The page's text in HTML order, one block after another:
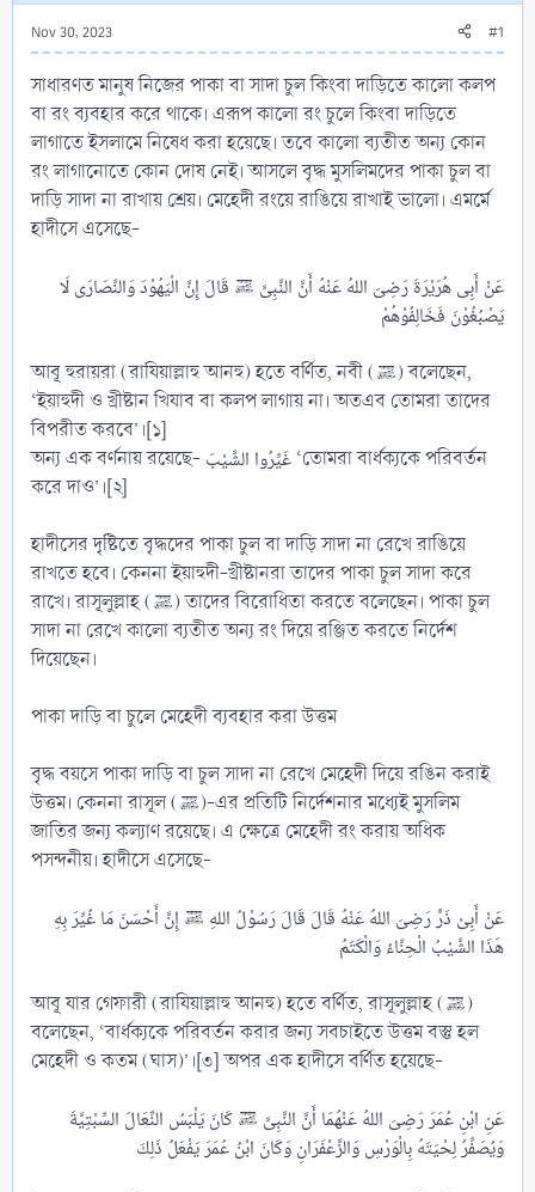
Nov 30, 2023 #1
সাধারণত মানুষ নিজের পাকা বা সাদা চুল কিংবা দাড়িতে কালো কলপ
বা রং ব্যবহার করে থাকে। এরূপ কালো রং চুলে কিংবা দাড়িতে
লাগাতে ইসলামে নিষেধ করা হয়েছে। তবে কালো ব্যতীত অন্য কোন
রং লাগানোতে কোন দোষ নেই। আসলে বৃদ্ধ মুসলিমদের পাকা চুল বা
দাড়ি সাদা না রাখায় শ্রেয়। মেহেদী রংয়ে রাঙিয়ে রাখাই ভালো। এমর্মে
হাদীসে এসেছে-
عَنْ أَبِى هُرَيْرَةَ رَضِىَ اللهُ عَنْهُ أَنَّ النَّبِىَّ ﷺ قَالَ إِنَّ الْيَهُوْدَ وَالنَّصَارَى لَا
আবূ হুরায়রা (রাযিয়াল্লাহু আনহু) হতে বর্ণিত, নবী (ﷺ) বলেছেন,
‘ইয়াহুদী ও খ্রীষ্টান খিযাব বা কলপ লাগায় না। অতএব তোমরা তাদের
বিপরীত করবে’।[১]
অন্য এক বর্ণনায় রয়েছে- غَيِّرُوا الشَّيْبَ ‘তোমরা বার্ধক্যকে পরিবর্তন
করে দাও’।[২]
হাদীসের দৃষ্টিতে বৃদ্ধদের পাকা চুল বা দাড়ি সাদা না রেখে রাঙিয়ে
রাখতে হবে। কেননা ইয়াহুদী-খ্রীষ্টানরা তাদের পাকা চুল সাদা করে
রাখে। রাসূলুল্লাহ (ﷺ) তাদের বিরোধিতা করতে বলেছেন। পাকা চুল
সাদা না রেখে কালো ব্যতীত অন্য রং দিয়ে রঞ্জিত করতে নির্দেশ
দিয়েছেন।
পাকা দাড়ি বা চুলে মেহেদী ব্যবহার করা উত্তম
বৃদ্ধ বয়সে পাকা দাড়ি বা চুল সাদা না রেখে মেহেদী দিয়ে রঙিন করাই
উত্তম। কেননা রাসূল (ﷺ)-এর প্রতিটি নির্দেশনার মধ্যেই মুসলিম
জাতির জন্য কল্যাণ রয়েছে। এ ক্ষেত্রে মেহেদী রং করায় অধিক
পসন্দনীয়। হাদীসে এসেছে-
عَنْ أَبِىْ ذَرٍّ رَضِىَ اللهُ عَنْهُ قَالَ قَالَ رَسُوْلُ اللهِ ﷺ إِنَّ أَحْسَنَ مَا غُيِّرَ بِهِ
আবূ যার গেফারী (রাযিয়াল্লাহু আনহু) হতে বর্ণিত, রাসূলুল্লাহ (ﷺ)
বলেছেন, ‘বার্ধক্যকে পরিবর্তন করার জন্য সবচাইতে উত্তম বস্তু হল
মেহেদী ও কতম (ঘাস)’।[৩] অপর এক হাদীসে বর্ণিত হয়েছে-
عَنِ ابْنِ عُمَرَ رَضِىَ اللهُ عَنْهُمَا أَنَّ النَّبِىَّ ﷺ كَانَ يَلْبَسُ النِّعَالَ السِّبْتِيَّةَ